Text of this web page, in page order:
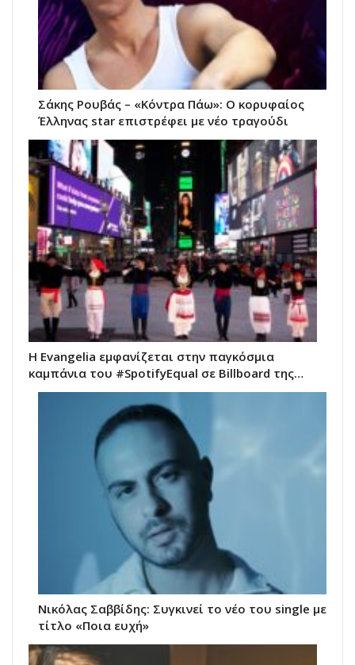
Σάκης Ρουβάς – «Κόντρα Πάω»: Ο κορυφαίος
Έλληνας star επιστρέφει με νέο τραγούδι
H Evangelia εμφανίζεται στην παγκόσμια
καμπάνια του #SpotifyEqual σε Billboard της…
Νικόλας Σαββίδης: Συγκινεί το νέο του single με
τίτλο «Ποια ευχή»